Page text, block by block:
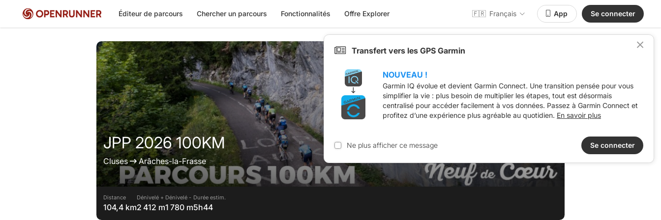
Éditeur de parcours Chercher un parcours Fonctionnalités Offre Explorer 🇫🇷 Français App Se connecter
JPP 2026 100KM
Cluses Arâches-la-Frasse
Distance
104,4 km
Dénivelé +
2 412 m
Dénivelé -
1 780 m
Durée estim.
5h44
Transfert vers les GPS Garmin
NOUVEAU !
Garmin IQ évolue et devient Garmin Connect. Une transition pensée pour vous
simplifier la vie : plus besoin de multiplier les étapes, tout est désormais
centralisé pour accéder facilement à vos données. Passez à Garmin Connect et
profitez d’une expérience plus agréable au quotidien. En savoir plus
Ne plus afficher ce message Se connecter